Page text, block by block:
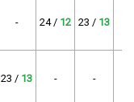
- 24 / 12 23 / 13
23 / 13 - -